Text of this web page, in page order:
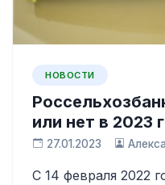
НОВОСТИ
или нет в 2023
27.01.2023
С 14 февраля 2022